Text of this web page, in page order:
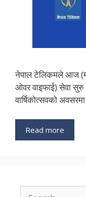
नेपाल टेलिकमले आज
ओवर वाइफाई) सेवा
वार्षिकोत्सवको
Read more